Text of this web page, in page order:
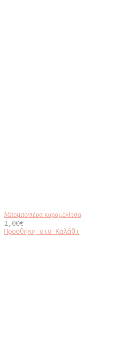
Μπομπονιέρα καραμελίτσα
1,00€
Προσθήκη στο Καλάθι